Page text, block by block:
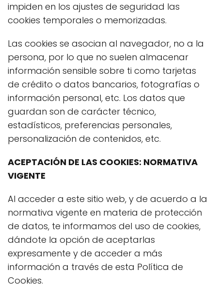
impiden en los ajustes de seguridad las
cookies temporales o memorizadas.
Las cookies se asocian al navegador, no a la
persona, por lo que no suelen almacenar
información sensible sobre ti como tarjetas
de crédito o datos bancarios, fotografías o
información personal, etc. Los datos que
guardan son de carácter técnico,
estadísticos, preferencias personales,
personalización de contenidos, etc.
ACEPTACIÓN DE LAS COOKIES: NORMATIVA
VIGENTE
Al acceder a este sitio web, y de acuerdo a la
normativa vigente en materia de protección
de datos, te informamos del uso de cookies,
dándote la opción de aceptarlas
expresamente y de acceder a más
información a través de esta Política de
Cookies.